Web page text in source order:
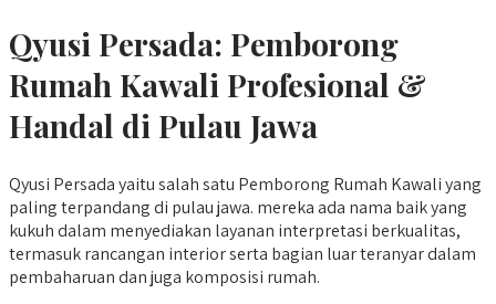
Qyusi Persada: Pemborong
Rumah Kawali Profesional &
Handal di Pulau Jawa
Qyusi Persada yaitu salah satu Pemborong Rumah Kawali yang
paling terpandang di pulau jawa. mereka ada nama baik yang
kukuh dalam menyediakan layanan interpretasi berkualitas,
termasuk rancangan interior serta bagian luar teranyar dalam
pembaharuan dan juga komposisi rumah.